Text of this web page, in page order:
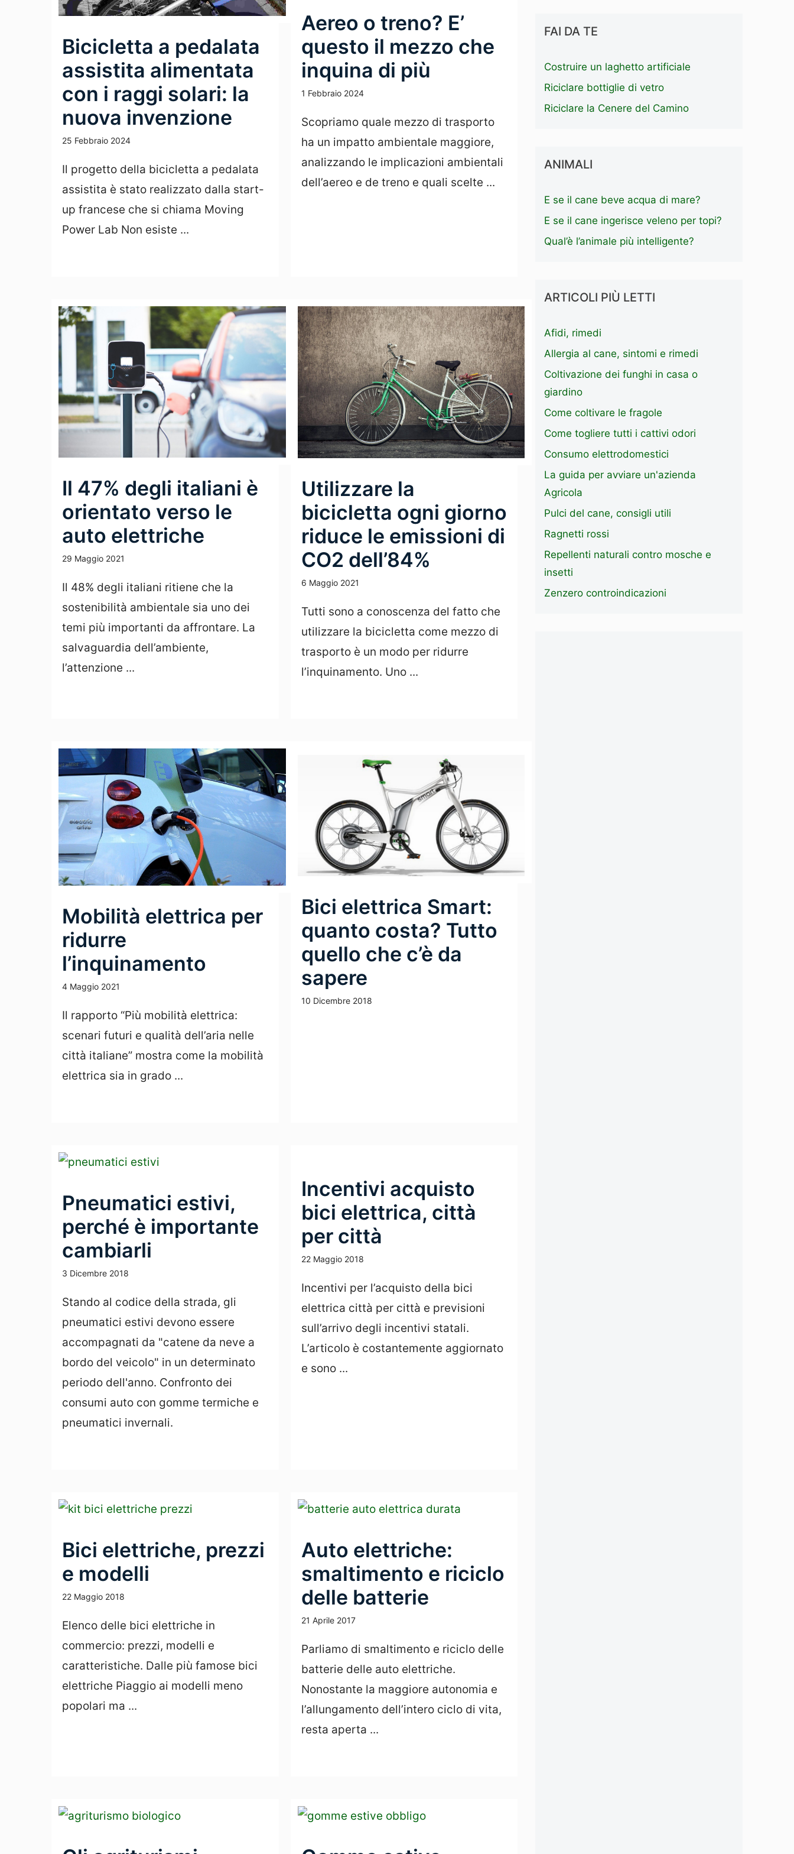
Bicicletta a pedalata
assistita alimentata
con i raggi solari: la
nuova invenzione
25 Febbraio 2024
Il progetto della bicicletta a pedalata
assistita è stato realizzato dalla start-
up francese che si chiama Moving
Power Lab Non esiste ...
Aereo o treno? E’
questo il mezzo che
inquina di più
1 Febbraio 2024
Scopriamo quale mezzo di trasporto
ha un impatto ambientale maggiore,
analizzando le implicazioni ambientali
dell’aereo e de treno e quali scelte ...
Il 47% degli italiani è
orientato verso le
auto elettriche
29 Maggio 2021
Il 48% degli italiani ritiene che la
sostenibilità ambientale sia uno dei
temi più importanti da affrontare. La
salvaguardia dell’ambiente,
l’attenzione ...
Utilizzare la
bicicletta ogni giorno
riduce le emissioni di
CO2 dell’84%
6 Maggio 2021
Tutti sono a conoscenza del fatto che
utilizzare la bicicletta come mezzo di
trasporto è un modo per ridurre
l’inquinamento. Uno ...
Mobilità elettrica per
ridurre
l’inquinamento
4 Maggio 2021
Il rapporto “Più mobilità elettrica:
scenari futuri e qualità dell’aria nelle
città italiane” mostra come la mobilità
elettrica sia in grado ...
Bici elettrica Smart:
quanto costa? Tutto
quello che c’è da
sapere
10 Dicembre 2018
Pneumatici estivi,
perché è importante
cambiarli
3 Dicembre 2018
Stando al codice della strada, gli
pneumatici estivi devono essere
accompagnati da "catene da neve a
bordo del veicolo" in un determinato
periodo dell'anno. Confronto dei
consumi auto con gomme termiche e
pneumatici invernali.
Incentivi acquisto
bici elettrica, città
per città
22 Maggio 2018
Incentivi per l’acquisto della bici
elettrica città per città e previsioni
sull’arrivo degli incentivi statali.
L’articolo è costantemente aggiornato
e sono ...
Bici elettriche, prezzi
e modelli
22 Maggio 2018
Elenco delle bici elettriche in
commercio: prezzi, modelli e
caratteristiche. Dalle più famose bici
elettriche Piaggio ai modelli meno
popolari ma ...
Auto elettriche:
smaltimento e riciclo
delle batterie
21 Aprile 2017
Parliamo di smaltimento e riciclo delle
batterie delle auto elettriche.
Nonostante la maggiore autonomia e
l’allungamento dell’intero ciclo di vita,
resta aperta ...
FAI DA TE
Costruire un laghetto artificiale
Riciclare bottiglie di vetro
Riciclare la Cenere del Camino
ANIMALI
E se il cane beve acqua di mare?
E se il cane ingerisce veleno per topi?
Qual’è l’animale più intelligente?
ARTICOLI PIÙ LETTI
Afidi, rimedi
Allergia al cane, sintomi e rimedi
Coltivazione dei funghi in casa o
giardino
Come coltivare le fragole
Come togliere tutti i cattivi odori
Consumo elettrodomestici
La guida per avviare un'azienda
Agricola
Pulci del cane, consigli utili
Ragnetti rossi
Repellenti naturali contro mosche e
insetti
Zenzero controindicazioni